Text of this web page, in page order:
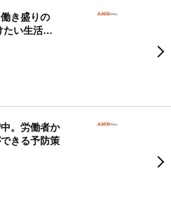
き盛りの
たい生活習
。労働者か
きる予防策